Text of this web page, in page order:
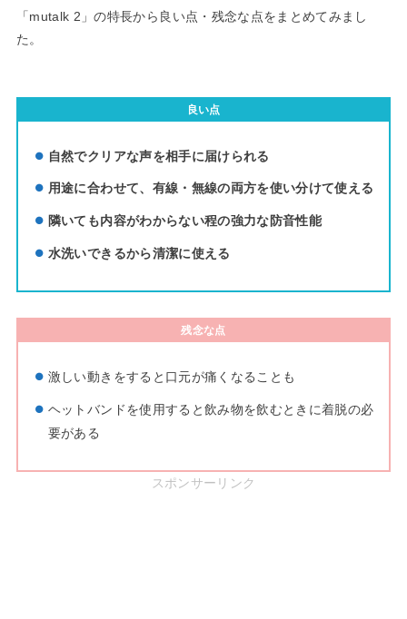
「mutalk 2」の特長から良い点・残念な点をまとめてみまし
た。
良い点
自然でクリアな声を相手に届けられる
用途に合わせて、有線・無線の両方を使い分けて使える
隣いても内容がわからない程の強力な防音性能
水洗いできるから清潔に使える
残念な点
激しい動きをすると口元が痛くなることも
ヘットバンドを使用すると飲み物を飲むときに着脱の必
要がある
スポンサーリンク